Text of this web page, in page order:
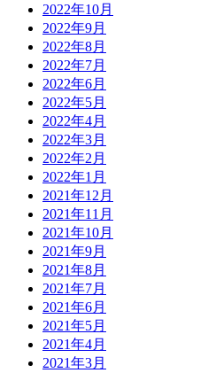
2022年10月
2022年9月
2022年8月
2022年7月
2022年6月
2022年5月
2022年4月
2022年3月
2022年2月
2022年1月
2021年12月
2021年11月
2021年10月
2021年9月
2021年8月
2021年7月
2021年6月
2021年5月
2021年4月
2021年3月